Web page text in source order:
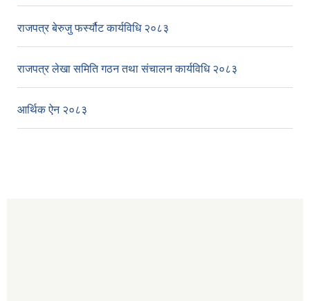
राजपत्र बेरुजु फर्स्यौट कार्यविधि २०८३
राजपत्र लेखा समिति गठन तथा संचालन कार्यविधि २०८३
आर्थिक ऐन २०८३